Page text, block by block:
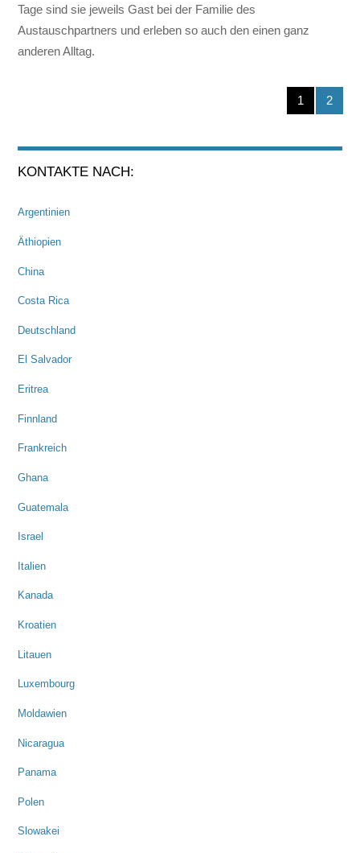
Tage sind sie jeweils Gast bei der Familie des
Austauschpartners und erleben so auch den einen ganz
anderen Alltag.
1 2
KONTAKTE NACH:
Argentinien
Äthiopien
China
Costa Rica
Deutschland
El Salvador
Eritrea
Finnland
Frankreich
Ghana
Guatemala
Israel
Italien
Kanada
Kroatien
Litauen
Luxembourg
Moldawien
Nicaragua
Panama
Polen
Slowakei